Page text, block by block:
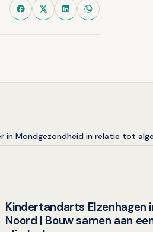
in Mondgezondheid in relatie tot
Overig nieuws
Kindertandarts Elzenhagen
Noord | Bouw samen aan